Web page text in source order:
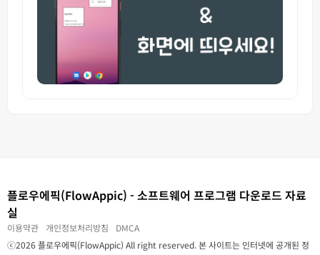
플로우에픽(FlowAppic) - 소프트웨어 프로그램 다운로드 자료
실
이용약관 개인정보처리방침
DMCA
ⓒ2026 플로우에픽(FlowAppic) All right reserved. 본 사이트는 인터넷에 공개된 정